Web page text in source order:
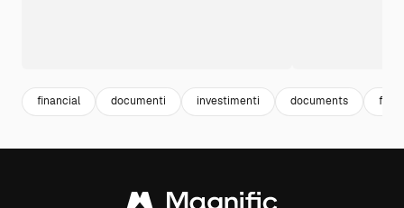
financial documenti investimenti documents